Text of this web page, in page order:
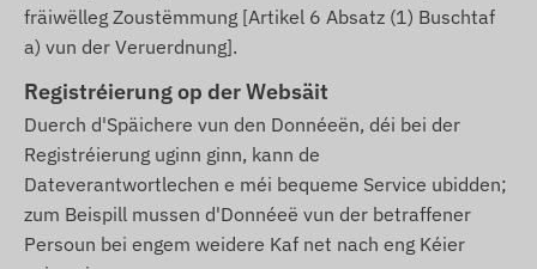
fräiwëlleg Zoustëmmung [Artikel 6 Absatz (1) Buschtaf
a) vun der Veruerdnung].
Registréierung op der Websäit
Duerch d'Späichere vun den Donnéeën, déi bei der
Registréierung uginn ginn, kann de
Dateverantwortlechen e méi bequeme Service ubidden;
zum Beispill mussen d'Donnéeë vun der betraffener
Persoun bei engem weidere Kaf net nach eng Kéier